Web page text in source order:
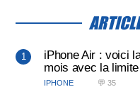
iPhone Air : voici
mois avec la
IPHONE 💬 35